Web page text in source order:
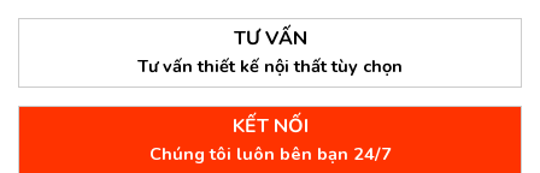
TƯ VẤN
Tư vấn thiết kế nội thất tùy chọn
KẾT NỐI
Chúng tôi luôn bên bạn 24/7